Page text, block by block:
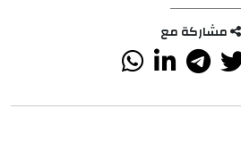
مشاركة مع